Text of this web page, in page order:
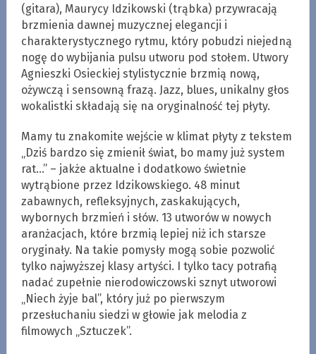
(gitara), Maurycy Idzikowski (trąbka) przywracają
brzmienia dawnej muzycznej elegancji i
charakterystycznego rytmu, który pobudzi niejedną
nogę do wybijania pulsu utworu pod stołem. Utwory
Agnieszki Osieckiej stylistycznie brzmią nową,
ożywczą i sensowną frazą. Jazz, blues, unikalny głos
wokalistki składają się na oryginalność tej płyty.
Mamy tu znakomite wejście w klimat płyty z tekstem
„Dziś bardzo się zmienił świat, bo mamy już system
rat…” – jakże aktualne i dodatkowo świetnie
wytrąbione przez Idzikowskiego. 48 minut
zabawnych, refleksyjnych, zaskakujących,
wybornych brzmień i słów. 13 utworów w nowych
aranżacjach, które brzmią lepiej niż ich starsze
oryginały. Na takie pomysły mogą sobie pozwolić
tylko najwyższej klasy artyści. I tylko tacy potrafią
nadać zupełnie nierodowiczowski sznyt utworowi
„Niech żyje bal”, który już po pierwszym
przesłuchaniu siedzi w głowie jak melodia z
filmowych „Sztuczek”.